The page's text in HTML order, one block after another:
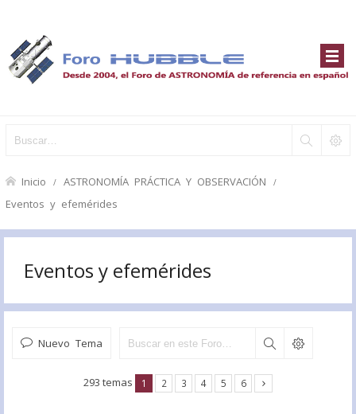
Inicio ASTRONOMÍA PRÁCTICA Y OBSERVACIÓN
Eventos y efemérides
Eventos y efemérides
Nuevo Tema
293 temas 1 2 3 4 5 6